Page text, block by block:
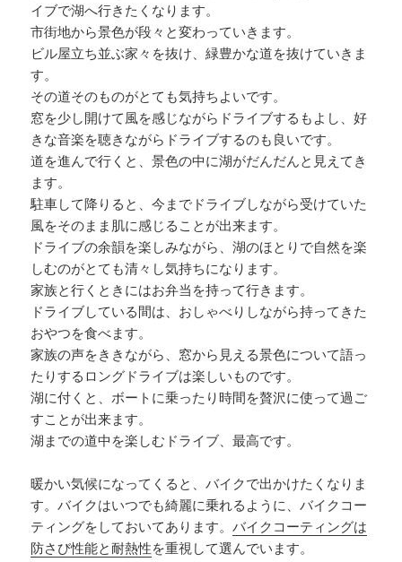
イブで湖へ行きたくなります。
市街地から景色が段々と変わっていきます。
ビル屋立ち並ぶ家々を抜け、緑豊かな道を抜けていきま
す。
その道そのものがとても気持ちよいです。
窓を少し開けて風を感じながらドライブするもよし、好
きな音楽を聴きながらドライブするのも良いです。
道を進んで行くと、景色の中に湖がだんだんと見えてき
ます。
駐車して降りると、今までドライブしながら受けていた
風をそのまま肌に感じることが出来ます。
ドライブの余韻を楽しみながら、湖のほとりで自然を楽
しむのがとても清々し気持ちになります。
家族と行くときにはお弁当を持って行きます。
ドライブしている間は、おしゃべりしながら持ってきた
おやつを食べます。
家族の声をききながら、窓から見える景色について語っ
たりするロングドライブは楽しいものです。
湖に付くと、ボートに乗ったり時間を贅沢に使って過ご
すことが出来ます。
湖までの道中を楽しむドライブ、最高です。
暖かい気候になってくると、バイクで出かけたくなりま
す。バイクはいつでも綺麗に乗れるように、バイクコー
ティングをしておいてあります。バイクコーティングは
防さび性能と耐熱性を重視して選んでいます。